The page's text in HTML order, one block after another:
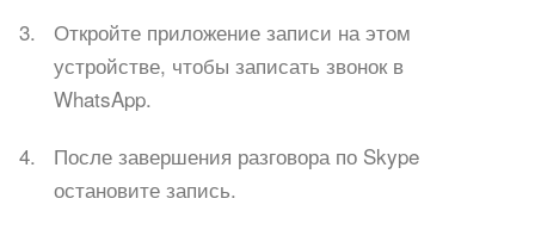
Откройте приложение записи на этом
устройстве, чтобы записать звонок в
WhatsApp.
После завершения разговора по Skype
остановите запись.